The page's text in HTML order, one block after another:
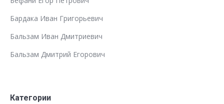
Бардака Иван Григорьевич
Бальзам Иван Дмитриевич
Бальзам Дмитрий Егорович
Категории